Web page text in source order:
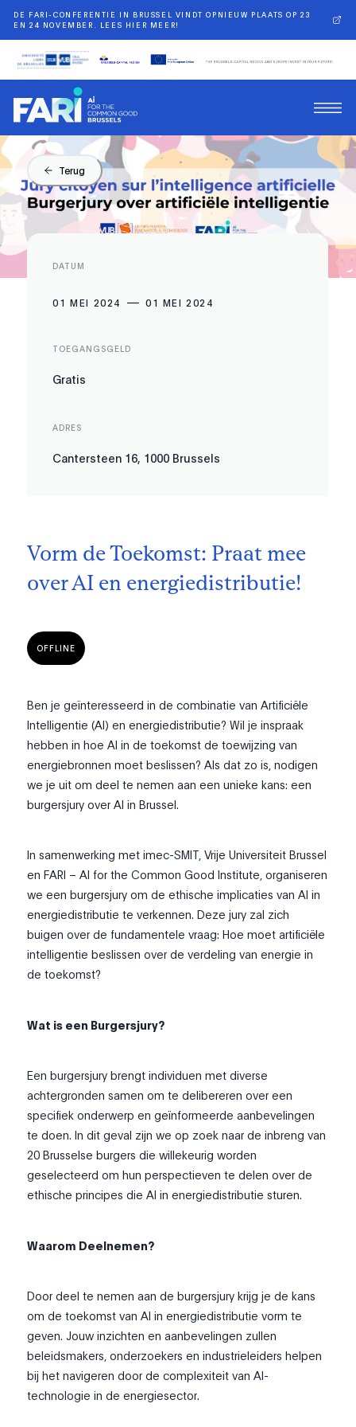
DE FARI-CONFERENTIE IN BRUSSEL VINDT OPNIEUW PLAATS OP 23
EN 24 NOVEMBER. LEES HIER MEER!
Terug
DATUM
01 MEI 2024 01 MEI 2024
TOEGANGSGELD
Gratis
ADRES
Cantersteen 16, 1000 Brussels
Vorm de Toekomst: Praat mee
over AI en energiedistributie!
OFFLINE
Ben je geïnteresseerd in de combinatie van Artificiële
Intelligentie (AI) en energiedistributie? Wil je inspraak
hebben in hoe AI in de toekomst de toewijzing van
energiebronnen moet beslissen? Als dat zo is, nodigen
we je uit om deel te nemen aan een unieke kans: een
burgersjury over AI in Brussel.
In samenwerking met imec-SMIT, Vrije Universiteit Brussel
en FARI – AI for the Common Good Institute, organiseren
we een burgersjury om de ethische implicaties van AI in
energiedistributie te verkennen. Deze jury zal zich
buigen over de fundamentele vraag: Hoe moet artificiële
intelligentie beslissen over de verdeling van energie in
de toekomst?
Wat is een Burgersjury?
Een burgersjury brengt individuen met diverse
achtergronden samen om te delibereren over een
specifiek onderwerp en geïnformeerde aanbevelingen
te doen. In dit geval zijn we op zoek naar de inbreng van
20 Brusselse burgers die willekeurig worden
geselecteerd om hun perspectieven te delen over de
ethische principes die AI in energiedistributie sturen.
Waarom Deelnemen?
Door deel te nemen aan de burgersjury krijg je de kans
om de toekomst van AI in energiedistributie vorm te
geven. Jouw inzichten en aanbevelingen zullen
beleidsmakers, onderzoekers en industrieleiders helpen
bij het navigeren door de complexiteit van AI-
technologie in de energiesector.